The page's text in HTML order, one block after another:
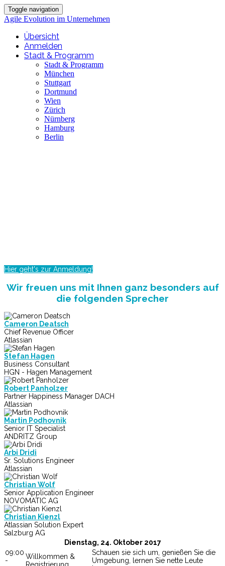
Toggle navigation
Agile Evolution im Unternehmen
Übersicht
Anmelden
Stadt & Programm
Stadt & Programm
München
Stuttgart
Dortmund
Wien
Zürich
Nürnberg
Hamburg
Berlin
Hier geht's zur Anmeldung!
Wir freuen uns mit Ihnen ganz besonders auf
die folgenden Sprecher
Cameron Deatsch
Chief Revenue Officer
Atlassian
Stefan Hagen
Business Consultant
HGN - Hagen Management
Robert Panholzer
Partner Happiness Manager DACH
Atlassian
Martin Podhovnik
Senior IT Specialist
ANDRITZ Group
Arbi Dridi
Sr. Solutions Engineer
Atlassian
Christian Wolf
Senior Application Engineer
NOVOMATIC AG
Christian Kienzl
Atlassian Solution Expert
Salzburg AG
Dienstag, 24. Oktober 2017
09:00
-
Willkommen &
Registrierung
Schauen sie sich um, genießen Sie die
Umgebung, lernen Sie nette Leute